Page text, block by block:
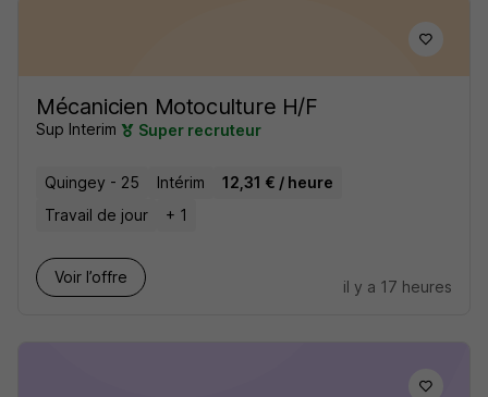
Mécanicien Motoculture H/F
Sup Interim Super recruteur
Quingey - 25 Intérim
12,31 € / heure
Travail de jour
+ 1
Voir l’offre
il y a 17 heures